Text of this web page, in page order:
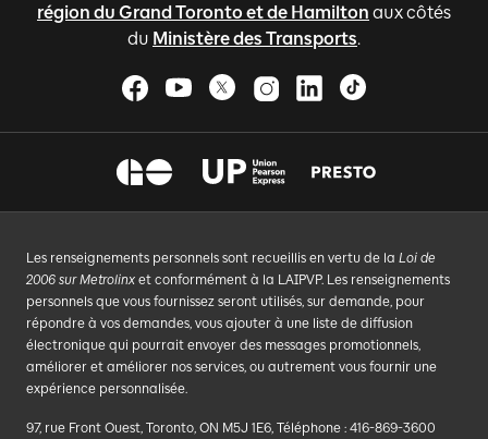
région du Grand Toronto et de Hamilton aux côtés
du Ministère des Transports.
Les renseignements personnels sont recueillis en vertu de la Loi de
2006 sur Metrolinx et conformément à la LAIPVP. Les renseignements
personnels que vous fournissez seront utilisés, sur demande, pour
répondre à vos demandes, vous ajouter à une liste de diffusion
électronique qui pourrait envoyer des messages promotionnels,
améliorer et améliorer nos services, ou autrement vous fournir une
expérience personnalisée.
97, rue Front Ouest, Toronto, ON M5J 1E6, Téléphone : 416-869-3600